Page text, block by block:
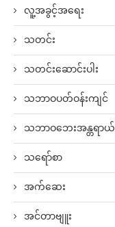
လူ့အခွင့်အရေး
သတင်း
သတင်းဆောင်းပါး
သဘာဝပတ်ဝန်းကျင်
သဘာဝဘေးအန္တရာယ်
သရော်စာ
အက်ဆေး
အင်တာဗျူး